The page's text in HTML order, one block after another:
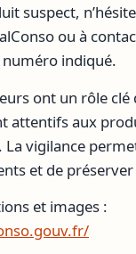
suspect,
ou à
indiqué.
ont un rôle clé
attentifs aux
vigilance
et de
et images :